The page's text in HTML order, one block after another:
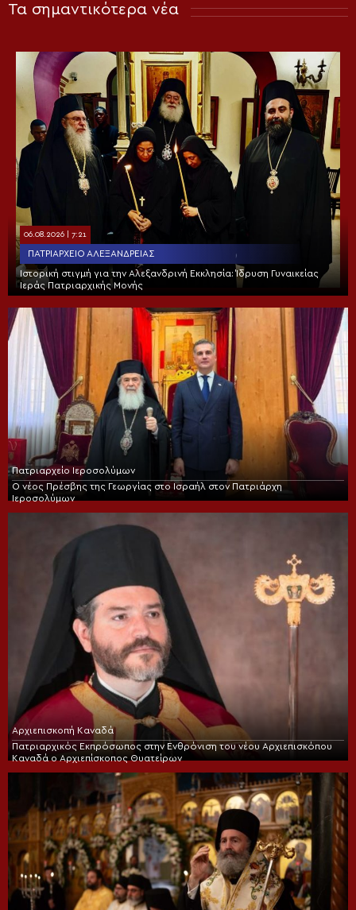
Τα σημαντικότερα νέα
06.08.2026 | 7:21
ΠΑΤΡΙΑΡΧΕΊΟ ΑΛΕΞΑΝΔΡΕΊΑΣ
Ιστορική στιγμή για την Αλεξανδρινή Εκκλησία: Ίδρυση Γυναικείας
Ιεράς Πατριαρχικής Μονής
Πατριαρχείο Ιεροσολύμων
Ο νέος Πρέσβης της Γεωργίας στο Ισραήλ στον Πατριάρχη
Ιεροσολύμων
Αρχιεπισκοπή Καναδά
Πατριαρχικός Εκπρόσωπος στην Ενθρόνιση του νέου Αρχιεπισκόπου
Καναδά ο Αρχιεπίσκοπος Θυατείρων